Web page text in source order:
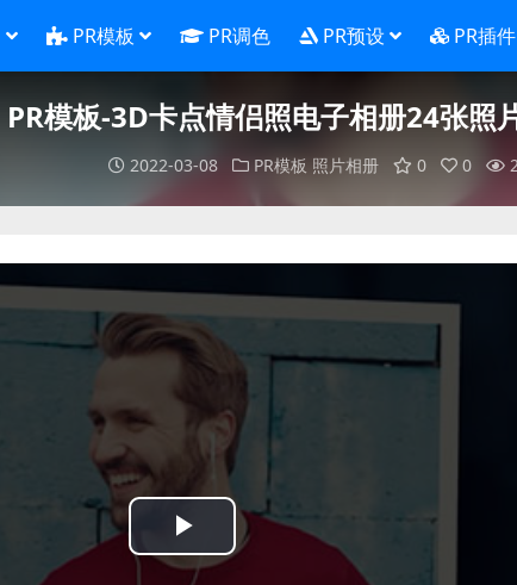
PR模板 PR调色 PR预设 PR插件
PR模板-3D卡点情侣照电子相册24张照
2022-03-08 PR模板 照片相册 0 0
Play